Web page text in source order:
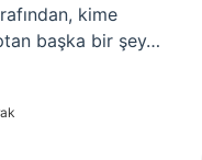
kime
başka bir şey…